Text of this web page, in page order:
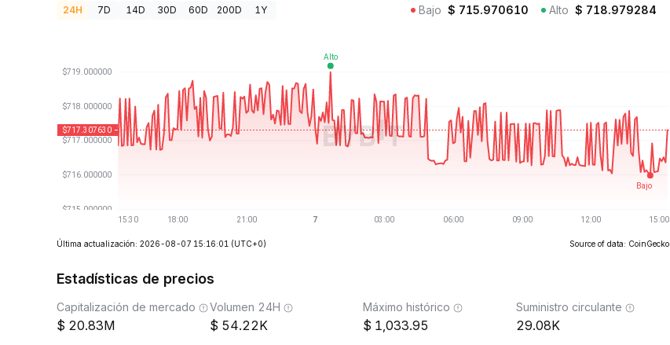
24H 7D 14D 30D 60D 200D 1Y Bajo $ 715.970610 Alto $ 718.979284
Última actualización: 2026-08-07 15:16:01 (UTC+0) Source of data: CoinGecko
Estadísticas de precios
Capitalización de mercado
20.83M
Volumen 24H
54.22K
Máximo histórico
1,033.95
Suministro circulante
29.08K